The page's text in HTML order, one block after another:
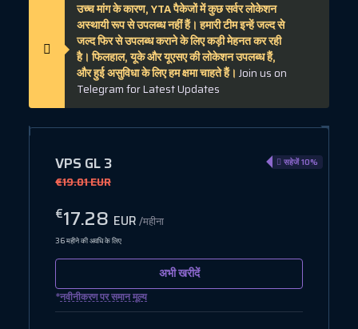
उच्च मांग के कारण, YTA पैकेजों में कुछ सर्वर लोकेशन
अस्थायी रूप से उपलब्ध नहीं हैं। हमारी टीम इन्हें जल्द से
जल्द फिर से उपलब्ध कराने के लिए कड़ी मेहनत कर रही
है। फिलहाल, यूके और यूएसए की लोकेशन उपलब्ध हैं,
और हुई असुविधा के लिए हम क्षमा चाहते हैं। Join us on
Telegram for Latest Updates
VPS GL 3
€19.01 EUR
सहेजें 10%
€17.28 EUR/महीना
36 महीने की अवधि के लिए
अभी खरीदें
*नवीनीकरण पर समान मूल्य